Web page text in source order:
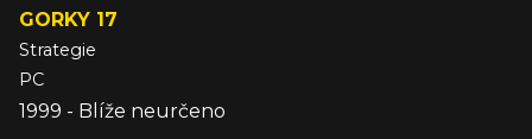
GORKY 17
Strategie
PC
1999 - Blíže neurčeno